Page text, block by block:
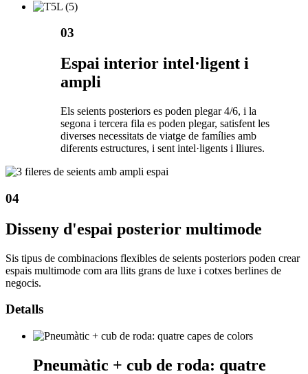
03
Espai interior intel·ligent i
ampli
Els seients posteriors es poden plegar 4/6, i la
segona i tercera fila es poden plegar, satisfent les
diverses necessitats de viatge de famílies amb
diferents estructures, i sent intel·ligents i lliures.
04
Disseny d'espai posterior multimode
Sis tipus de combinacions flexibles de seients posteriors poden crear
espais multimode com ara llits grans de luxe i cotxes berlines de
negocis.
Detalls
Pneumàtic + cub de roda: quatre